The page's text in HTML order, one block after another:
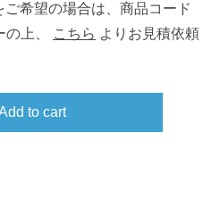
希望の場合は、商品コード
上、
こちら よりお見積依頼
to cart